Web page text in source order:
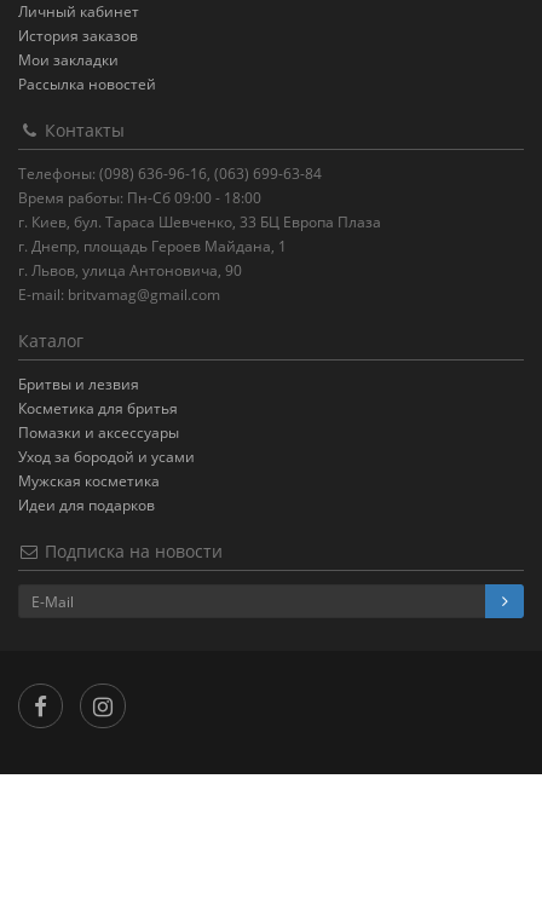
Личный кабинет
История заказов
Мои закладки
Рассылка новостей
Контакты
Телефоны: (098) 636-96-16, (063) 699-63-84
Время работы: Пн-Сб 09:00 - 18:00
г. Киев, бул. Тараса Шевченко, 33 БЦ Европа Плаза
г. Днепр, площадь Героев Майдана, 1
г. Львов, улица Антоновича, 90
E-mail: britvamag@gmail.com
Каталог
Бритвы и лезвия
Косметика для бритья
Помазки и аксессуары
Уход за бородой и усами
Мужская косметика
Идеи для подарков
Подписка на новости